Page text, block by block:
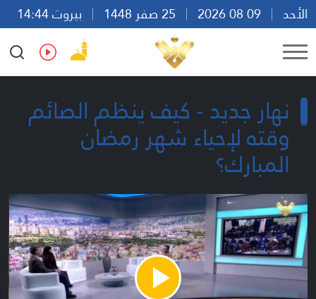
الأحد
بيروت 14:44
Ar
En Fr Es
نهار جديد - كيف ينظم الصائم
وقته لإحياء شهر رمضان
المبارك؟
Play
Video